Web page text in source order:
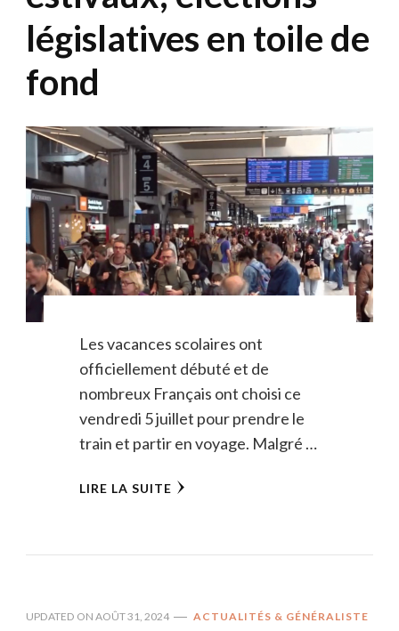
législatives en toile de
fond
Les vacances scolaires ont
officiellement débuté et de
nombreux Français ont choisi ce
vendredi 5 juillet pour prendre le
train et partir en voyage. Malgré …
LIRE LA SUITE
UPDATED ON AOÛT 31, 2024 ACTUALITÉS & GÉNÉRALISTE